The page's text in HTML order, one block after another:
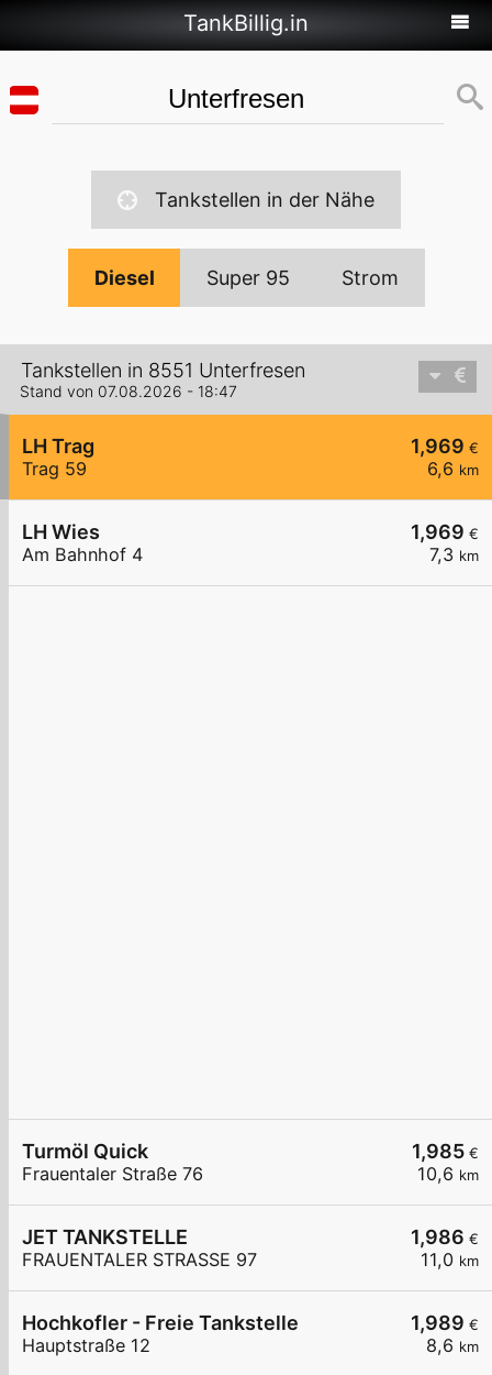
TankBillig.in
Tankstellen in der Nähe
Diesel Super 95 Strom
Tankstellen in 8551 Unterfresen
Stand von 07.08.2026 - 18:47
1,969 €
6,6 km
LH Trag
Trag 59
1,969 €
7,3 km
LH Wies
Am Bahnhof 4
1,985 €
10,6 km
Turmöl Quick
Frauentaler Straße 76
1,986 €
11,0 km
JET TANKSTELLE
FRAUENTALER STRASSE 97
1,989 €
8,6 km
Hochkofler - Freie Tankstelle
Hauptstraße 12